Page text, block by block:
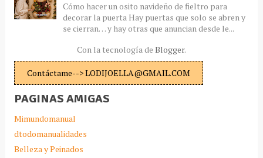
Cómo hacer un osito navideño de fieltro para
decorar la puerta Hay puertas que solo se abren y
se cierran… y hay otras que anuncian desde le...
Con la tecnología de Blogger.
Contáctame--> LODIJOELLA@GMAIL.COM
PAGINAS AMIGAS
Mimundomanual
dtodomanualidades
Belleza y Peinados